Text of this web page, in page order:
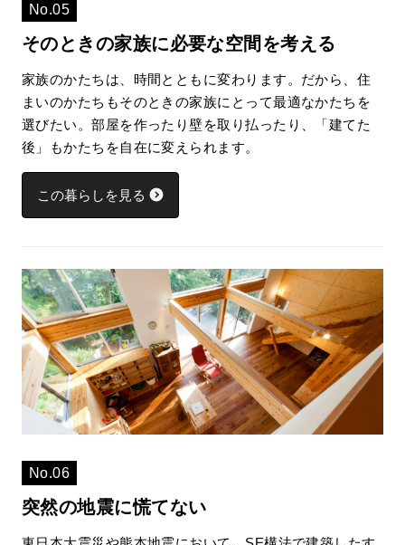
No.05
そのときの家族に必要な空間を考える
家族のかたちは、時間とともに変わります。だから、住
まいのかたちもそのときの家族にとって最適なかたちを
選びたい。部屋を作ったり壁を取り払ったり、「建てた
後」もかたちを自在に変えられます。
この暮らしを見る
No.06
突然の地震に慌てない